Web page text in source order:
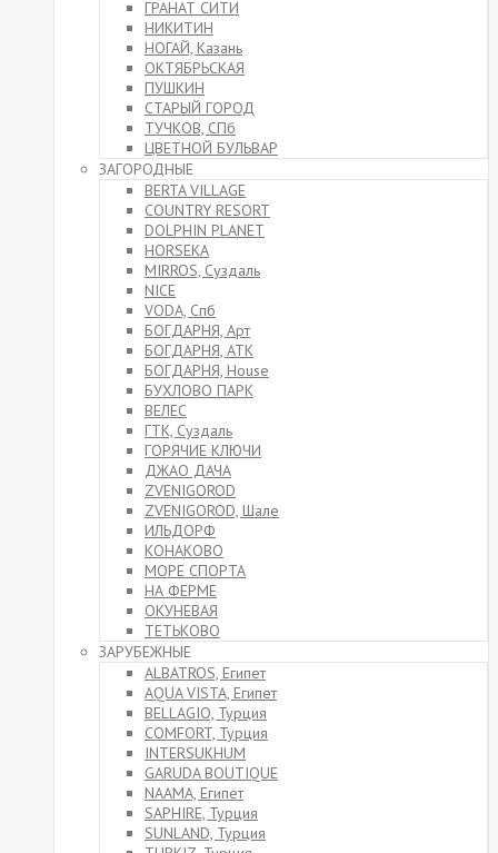
ГРАНАТ СИТИ
НИКИТИН
НОГАЙ, Казань
ОКТЯБРЬСКАЯ
ПУШКИН
СТАРЫЙ ГОРОД
ТУЧКОВ, СПб
ЦВЕТНОЙ БУЛЬВАР
ЗАГОРОДНЫЕ
BERTA VILLAGE
COUNTRY RESORT
DOLPHIN PLANET
HORSEKA
MIRROS, Суздаль
NICE
VODA, Спб
БОГДАРНЯ, Арт
БОГДАРНЯ, АТК
БОГДАРНЯ, House
БУХЛОВО ПАРК
ВЕЛЕС
ГТК, Суздаль
ГОРЯЧИЕ КЛЮЧИ
ДЖАО ДАЧА
ZVENIGOROD
ZVENIGOROD, Шале
ИЛЬДОРФ
КОНАКОВО
МОРЕ СПОРТА
НА ФЕРМЕ
ОКУНЕВАЯ
ТЕТЬКОВО
ЗАРУБЕЖНЫЕ
ALBATROS, Египет
AQUA VISTA, Египет
BELLAGIO, Турция
COMFORT, Турция
INTERSUKHUM
GARUDA BOUTIQUE
NAAMA, Египет
SAPHIRE, Турция
SUNLAND, Турция